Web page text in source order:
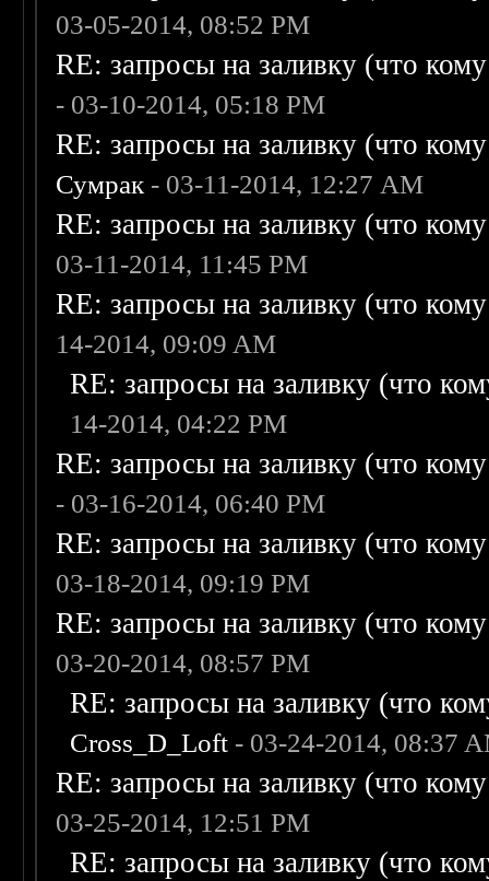
03-05-2014, 08:52 PM
RE: запросы на заливку (что
- 03-10-2014, 05:18 PM
RE: запросы на заливку (что
Сумрак - 03-11-2014, 12:27 AM
RE: запросы на заливку (что
03-11-2014, 11:45 PM
RE: запросы на заливку (что
14-2014, 09:09 AM
RE: запросы на заливку (что
14-2014, 04:22 PM
RE: запросы на заливку (что
- 03-16-2014, 06:40 PM
RE: запросы на заливку (что
03-18-2014, 09:19 PM
RE: запросы на заливку (что
03-20-2014, 08:57 PM
RE: запросы на заливку (что
Cross_D_Loft - 03-24-2014, 08:37
RE: запросы на заливку (что
03-25-2014, 12:51 PM
RE: запросы на заливку (что